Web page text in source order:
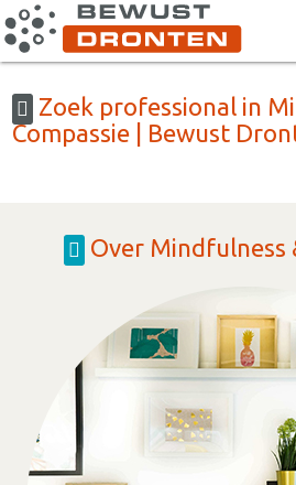
Zoek professional in
Compassie | Bewust
Over Mindfulness